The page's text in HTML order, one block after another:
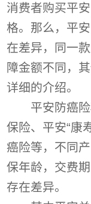
消费者购买平
格。那么，平
在差异，同一
障金额不同，
详细的介绍。
平安防癌险
保险、平安“康
癌险等，不同
保年龄，交费
存在差异。